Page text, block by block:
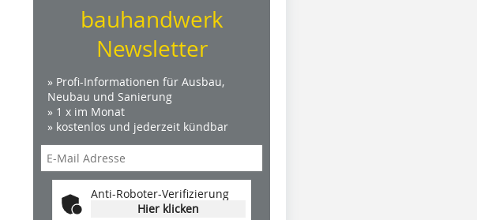
bauhandwerk
Newsletter
» Profi-Informationen für Ausbau,
Neubau und Sanierung
» 1 x im Monat
» kostenlos und jederzeit kündbar
Anti-Roboter-Verifizierung
Hier klicken